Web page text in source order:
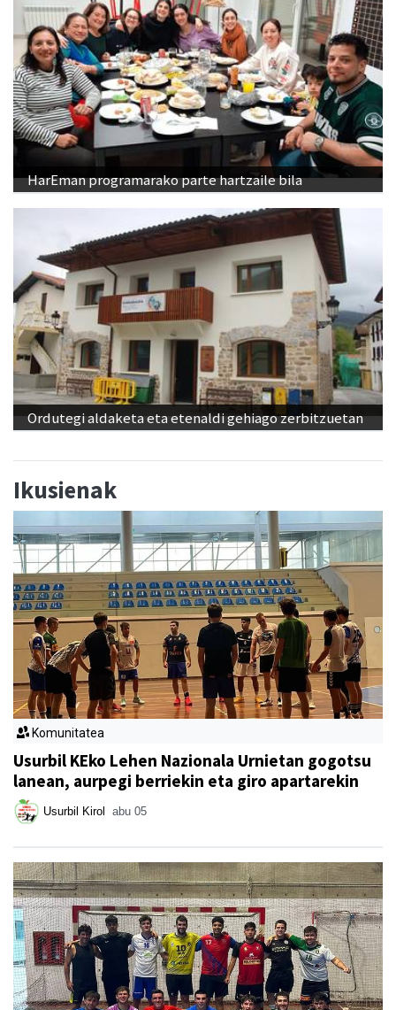
HarEman programarako parte hartzaile bila
Ordutegi aldaketa eta etenaldi gehiago zerbitzuetan
Ikusienak
Komunitatea
Usurbil KEko Lehen Nazionala Urnietan gogotsu
lanean, aurpegi berriekin eta giro apartarekin
Usurbil Kirol abu 05